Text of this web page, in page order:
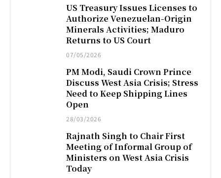
US Treasury Issues Licenses to
Authorize Venezuelan-Origin
Minerals Activities; Maduro
Returns to US Court
07/05/2026
PM Modi, Saudi Crown Prince
Discuss West Asia Crisis; Stress
Need to Keep Shipping Lines
Open
28/03/2026
Rajnath Singh to Chair First
Meeting of Informal Group of
Ministers on West Asia Crisis
Today